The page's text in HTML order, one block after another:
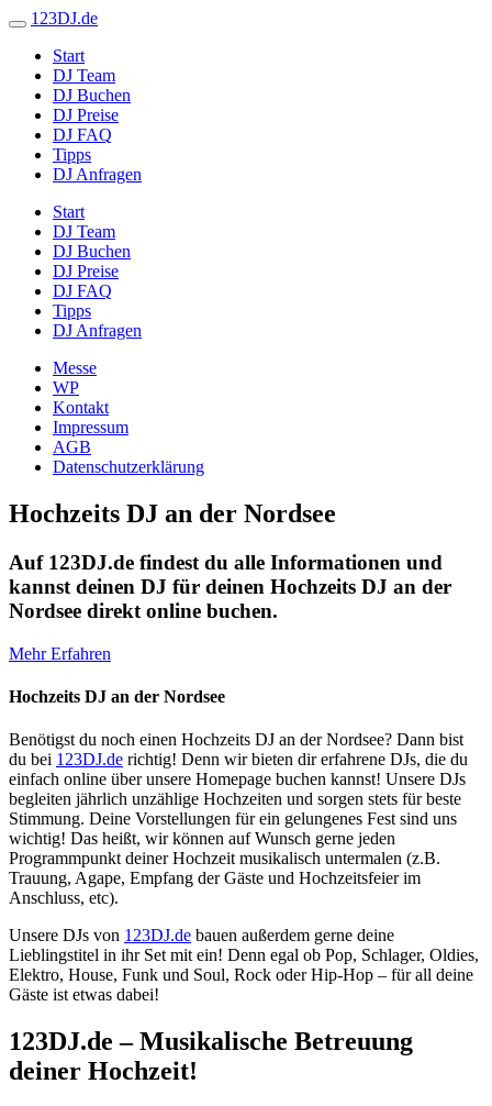
123DJ.de
Start
DJ Team
DJ Buchen
DJ Preise
DJ FAQ
Tipps
DJ Anfragen
Start
DJ Team
DJ Buchen
DJ Preise
DJ FAQ
Tipps
DJ Anfragen
Messe
WP
Kontakt
Impressum
AGB
Datenschutzerklärung
Hochzeits DJ an der Nordsee
Auf 123DJ.de findest du alle Informationen und
kannst deinen DJ für deinen Hochzeits DJ an der
Nordsee direkt online buchen.
Mehr Erfahren
Hochzeits DJ an der Nordsee
Benötigst du noch einen Hochzeits DJ an der Nordsee? Dann bist
du bei 123DJ.de richtig! Denn wir bieten dir erfahrene DJs, die du
einfach online über unsere Homepage buchen kannst! Unsere DJs
begleiten jährlich unzählige Hochzeiten und sorgen stets für beste
Stimmung. Deine Vorstellungen für ein gelungenes Fest sind uns
wichtig! Das heißt, wir können auf Wunsch gerne jeden
Programmpunkt deiner Hochzeit musikalisch untermalen (z.B.
Trauung, Agape, Empfang der Gäste und Hochzeitsfeier im
Anschluss, etc).
Unsere DJs von 123DJ.de bauen außerdem gerne deine
Lieblingstitel in ihr Set mit ein! Denn egal ob Pop, Schlager, Oldies,
Elektro, House, Funk und Soul, Rock oder Hip-Hop – für all deine
Gäste ist etwas dabei!
123DJ.de – Musikalische Betreuung
deiner Hochzeit!